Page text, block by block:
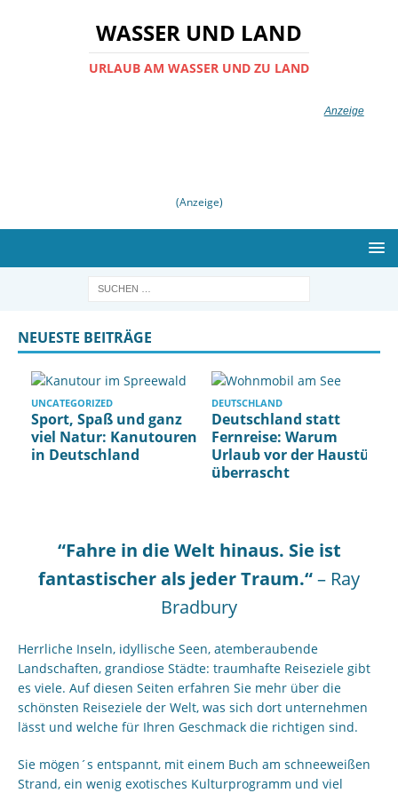
WASSER UND LAND
URLAUB AM WASSER UND ZU LAND
(Anzeige)
NEUESTE BEITRÄGE
UNCATEGORIZED
Sport, Spaß und ganz
viel Natur: Kanutouren
in Deutschland
DEUTSCHLAND
Deutschland statt
Fernreise: Warum
Urlaub vor der Haustür
überrascht
“Fahre in die Welt hinaus. Sie ist
fantastischer als jeder Traum.“– Ray
Bradbury
Herrliche Inseln, idyllische Seen, atemberaubende
Landschaften, grandiose Städte: traumhafte Reiseziele gibt
es viele. Auf diesen Seiten erfahren Sie mehr über die
schönsten Reiseziele der Welt, was sich dort unternehmen
lässt und welche für Ihren Geschmack die richtigen sind.
Sie mögen´s entspannt, mit einem Buch am schneeweißen
Strand, ein wenig exotisches Kulturprogramm und viel